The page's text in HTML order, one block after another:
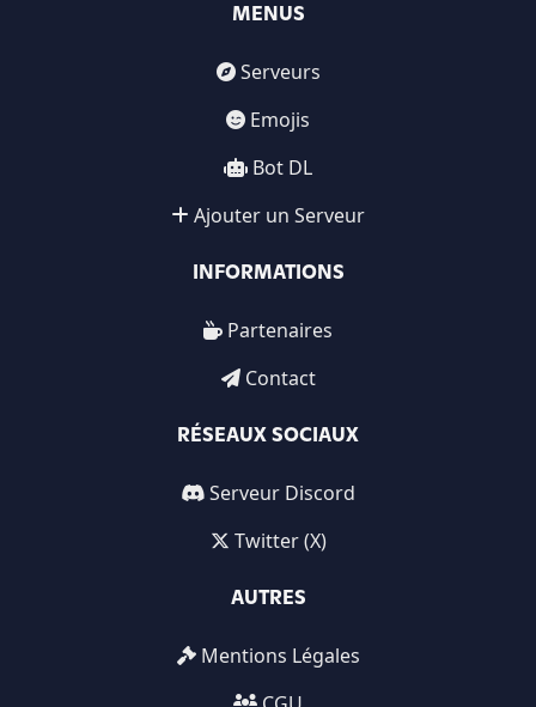
MENUS
Serveurs
Emojis
Bot DL
Ajouter un Serveur
INFORMATIONS
Partenaires
Contact
RÉSEAUX SOCIAUX
Serveur Discord
Twitter (X)
AUTRES
Mentions Légales